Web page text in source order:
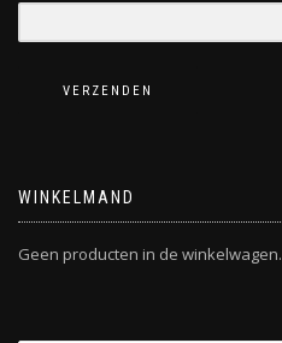
VERZENDEN
WINKELMAND
Geen producten in de winkelwagen.